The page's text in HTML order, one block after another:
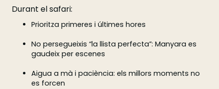
Durant el safari:
Prioritza primeres i últimes hores
No persegueixis “la llista perfecta”: Manyara es
gaudeix per escenes
Aigua a mà i paciència: els millors moments no
es forcen